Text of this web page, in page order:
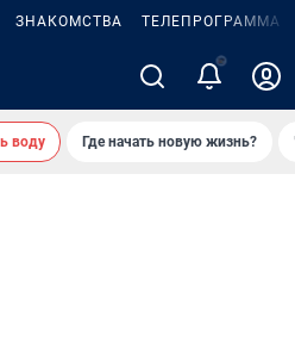
ЗНАКОМСТВА ТЕЛЕПРОГРАММА
воду Где начать новую жизнь?